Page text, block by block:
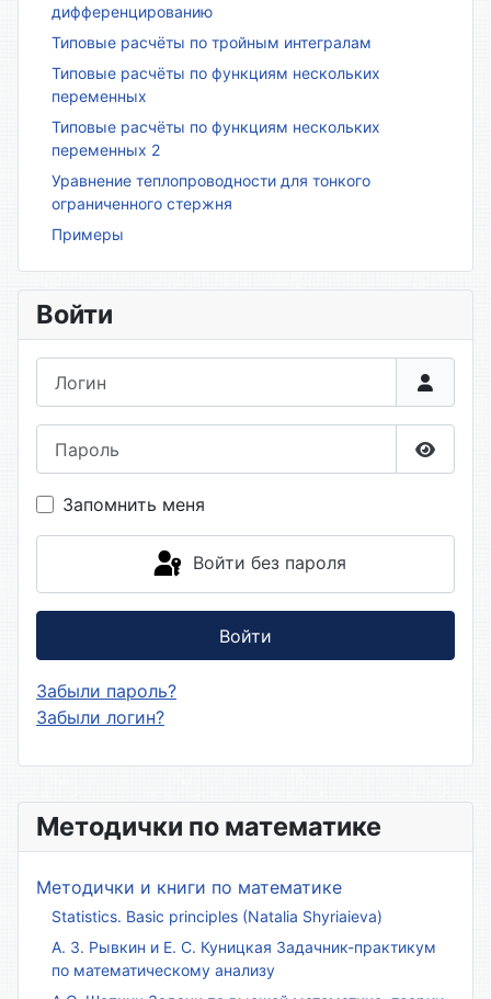
Методички по математике
Методички и книги по математике
Statistics. Basic principles (Natalia Shyriaieva)
А. З. Рывкин и Е. С. Куницкая Задачник-практикум
по математическому анализу
дифференцированию
Типовые расчёты по тройным интегралам
Типовые расчёты по функциям нескольких
переменных
Типовые расчёты по функциям нескольких
переменных 2
Уравнение теплопроводности для тонкого
ограниченного стержня
Примеры
Войти
Запомнить меня
Войти без пароля
Войти
Забыли пароль?
Забыли логин?